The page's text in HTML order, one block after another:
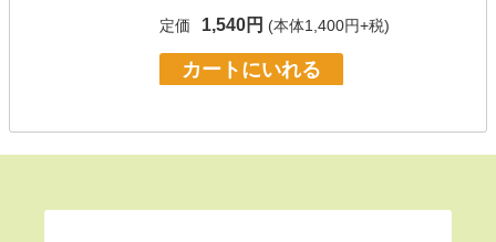
定価 1,540円 (本体1,400円+税)
カートにいれる